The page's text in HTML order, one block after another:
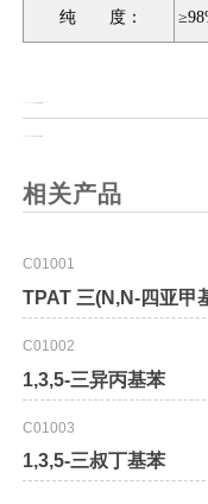
纯 度：
相关产品
C01001
TPAT 三(N,N-四亚甲
C01002
1,3,5-三异丙基苯
C01003
1,3,5-三叔丁基苯